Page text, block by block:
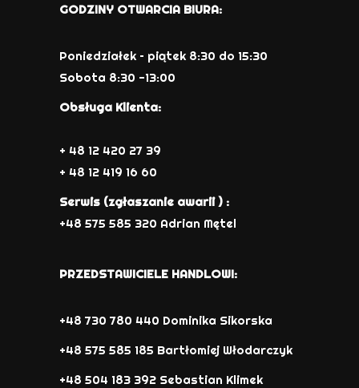
GODZINY OTWARCIA BIURA:
Poniedziałek – piątek 8:30 do 15:30
Sobota 8:30 -13:00
Obsługa Klienta:
+ 48 12 420 27 39
+ 48 12 419 16 60
Serwis (zgłaszanie awarii ) :
+48 575 585 320 Adrian Mętel
PRZEDSTAWICIELE HANDLOWI:
+48 730 780 440 Dominika Sikorska
+48 575 585 185 Bartłomiej Włodarczyk
+48 504 183 392 Sebastian Klimek